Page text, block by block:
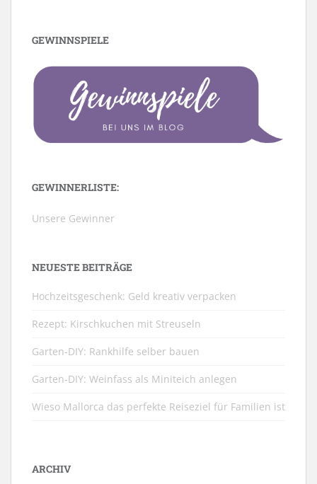
GEWINNSPIELE
GEWINNERLISTE:
Unsere Gewinner
NEUESTE BEITRÄGE
Hochzeitsgeschenk: Geld kreativ verpacken
Rezept: Kirschkuchen mit Streuseln
Garten-DIY: Rankhilfe selber bauen
Garten-DIY: Weinfass als Miniteich anlegen
Wieso Mallorca das perfekte Reiseziel für Familien ist
ARCHIV